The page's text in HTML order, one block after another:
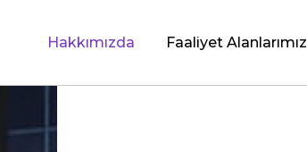
Hakkımızda Faaliyet Alanlarımız